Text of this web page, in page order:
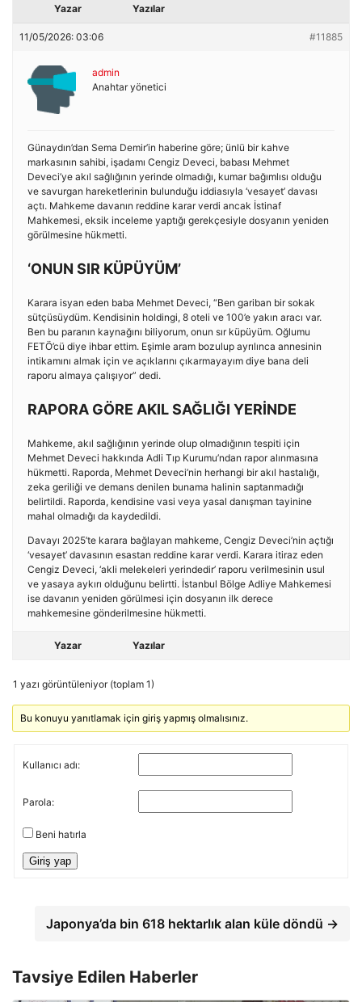
Yazar Yazılar
11/05/2026: 03:06 #11885
admin
Anahtar yönetici
Günaydın’dan Sema Demir’in haberine göre; ünlü bir kahve
markasının sahibi, işadamı Cengiz Deveci, babası Mehmet
Deveci’ye akıl sağlığının yerinde olmadığı, kumar bağımlısı olduğu
ve savurgan hareketlerinin bulunduğu iddiasıyla ‘vesayet’ davası
açtı. Mahkeme davanın reddine karar verdi ancak İstinaf
Mahkemesi, eksik inceleme yaptığı gerekçesiyle dosyanın yeniden
görülmesine hükmetti.
‘ONUN SIR KÜPÜYÜM’
Karara isyan eden baba Mehmet Deveci, “Ben gariban bir sokak
sütçüsüydüm. Kendisinin holdingi, 8 oteli ve 100’e yakın aracı var.
Ben bu paranın kaynağını biliyorum, onun sır küpüyüm. Oğlumu
FETÖ’cü diye ihbar ettim. Eşimle aram bozulup ayrılınca annesinin
intikamını almak için ve açıklarını çıkarmayayım diye bana deli
raporu almaya çalışıyor” dedi.
RAPORA GÖRE AKIL SAĞLIĞI YERİNDE
Mahkeme, akıl sağlığının yerinde olup olmadığının tespiti için
Mehmet Deveci hakkında Adli Tıp Kurumu’ndan rapor alınmasına
hükmetti. Raporda, Mehmet Deveci’nin herhangi bir akıl hastalığı,
zeka geriliği ve demans denilen bunama halinin saptanmadığı
belirtildi. Raporda, kendisine vasi veya yasal danışman tayinine
mahal olmadığı da kaydedildi.
Davayı 2025’te karara bağlayan mahkeme, Cengiz Deveci’nin açtığı
‘vesayet’ davasının esastan reddine karar verdi. Karara itiraz eden
Cengiz Deveci, ‘akli melekeleri yerindedir’ raporu verilmesinin usul
ve yasaya aykırı olduğunu belirtti. İstanbul Bölge Adliye Mahkemesi
ise davanın yeniden görülmesi için dosyanın ilk derece
mahkemesine gönderilmesine hükmetti.
Yazar Yazılar
1 yazı görüntüleniyor (toplam 1)
Bu konuyu yanıtlamak için giriş yapmış olmalısınız.
Kullanıcı adı:
Parola:
Beni hatırla
Giriş yap
Japonya’da bin 618 hektarlık alan küle döndü →
Tavsiye Edilen Haberler